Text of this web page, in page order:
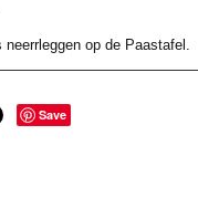
op de Paastafel.
Save